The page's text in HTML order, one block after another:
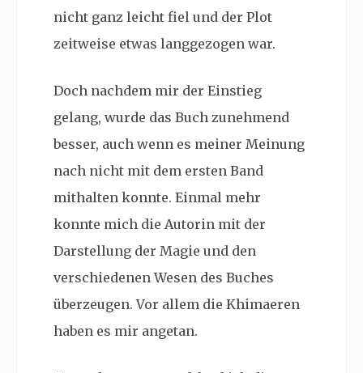
nicht ganz leicht fiel und der Plot
zeitweise etwas langgezogen war.
Doch nachdem mir der Einstieg
gelang, wurde das Buch zunehmend
besser, auch wenn es meiner Meinung
nach nicht mit dem ersten Band
mithalten konnte. Einmal mehr
konnte mich die Autorin mit der
Darstellung der Magie und den
verschiedenen Wesen des Buches
überzeugen. Vor allem die Khimaeren
haben es mir angetan.